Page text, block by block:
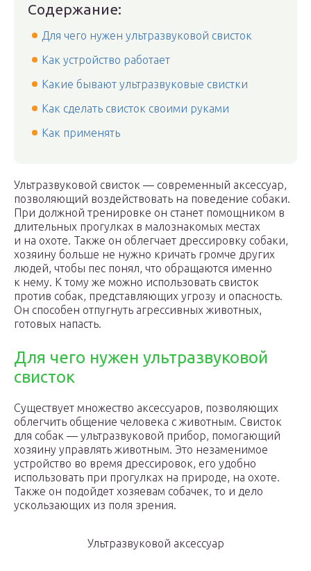
Содержание:
Для чего нужен ультразвуковой свисток
Как устройство работает
Какие бывают ультразвуковые свистки
Как сделать свисток своими руками
Как применять
Ультразвуковой свисток — современный аксессуар,
позволяющий воздействовать на поведение собаки.
При должной тренировке он станет помощником в
длительных прогулках в малознакомых местах
и на охоте. Также он облегчает дрессировку собаки,
хозяину больше не нужно кричать громче других
людей, чтобы пес понял, что обращаются именно
к нему. К тому же можно использовать свисток
против собак, представляющих угрозу и опасность.
Он способен отпугнуть агрессивных животных,
готовых напасть.
Для чего нужен ультразвуковой
свисток
Существует множество аксессуаров, позволяющих
облегчить общение человека с животным. Свисток
для собак — ультразвуковой прибор, помогающий
хозяину управлять животным. Это незаменимое
устройство во время дрессировок, его удобно
использовать при прогулках на природе, на охоте.
Также он подойдет хозяевам собачек, то и дело
ускользающих из поля зрения.
Ультразвуковой аксессуар